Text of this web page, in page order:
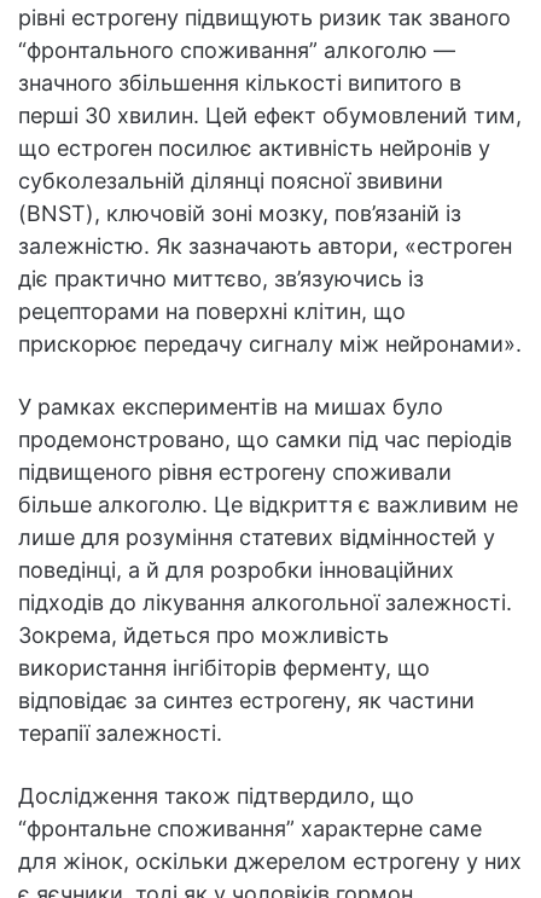
рівні естрогену підвищують ризик так званого
“фронтального споживання” алкоголю —
значного збільшення кількості випитого в
перші 30 хвилин. Цей ефект обумовлений тим,
що естроген посилює активність нейронів у
субколезальній ділянці поясної звивини
(BNST), ключовій зоні мозку, пов’язаній із
залежністю. Як зазначають автори, «естроген
діє практично миттєво, зв’язуючись із
рецепторами на поверхні клітин, що
прискорює передачу сигналу між нейронами».
У рамках експериментів на мишах було
продемонстровано, що самки під час періодів
підвищеного рівня естрогену споживали
більше алкоголю. Це відкриття є важливим не
лише для розуміння статевих відмінностей у
поведінці, а й для розробки інноваційних
підходів до лікування алкогольної залежності.
Зокрема, йдеться про можливість
використання інгібіторів ферменту, що
відповідає за синтез естрогену, як частини
терапії залежності.
Дослідження також підтвердило, що
“фронтальне споживання” характерне саме
для жінок, оскільки джерелом естрогену у них